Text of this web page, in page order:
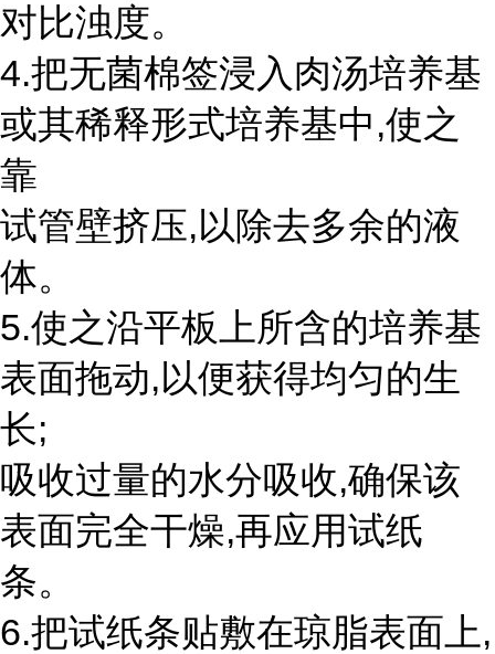
对比浊度。
4.把无菌棉签浸入肉汤培养基
或其稀释形式培养基中,使之
靠
试管壁挤压,以除去多余的液
体。
5.使之沿平板上所含的培养基
表面拖动,以便获得均匀的生
长;
吸收过量的水分吸收,确保该
表面完全干燥,再应用试纸
条。
6.把试纸条贴敷在琼脂表面上,